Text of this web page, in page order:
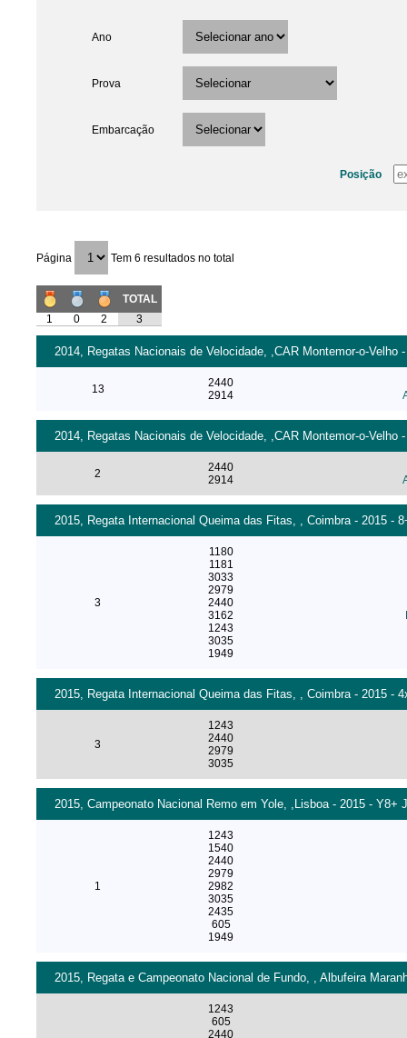
Ano
Prova
Embarcação
Posição
Página Tem 6 resultados no total
TOTAL
1
0 2 3
2014, Regatas Nacionais de Velocidade, ,CAR Montemor-o-
13
2440
2914
2014, Regatas Nacionais de Velocidade, ,CAR Montemor-o-
2
2440
2914
2015, Regata Internacional Queima das Fitas, , Coimbra - 2015 -
3
1180
1181
3033
2979
2440
3162
1243
3035
1949
2015, Regata Internacional Queima das Fitas, , Coimbra - 2015 -
3
1243
2440
2979
3035
2015, Campeonato Nacional Remo em Yole, ,Lisboa - 2015 - Y8+
1
1243
1540
2440
2979
2982
3035
2435
605
1949
2015, Regata e Campeonato Nacional de Fundo, , Albufeira
1243
605
2440